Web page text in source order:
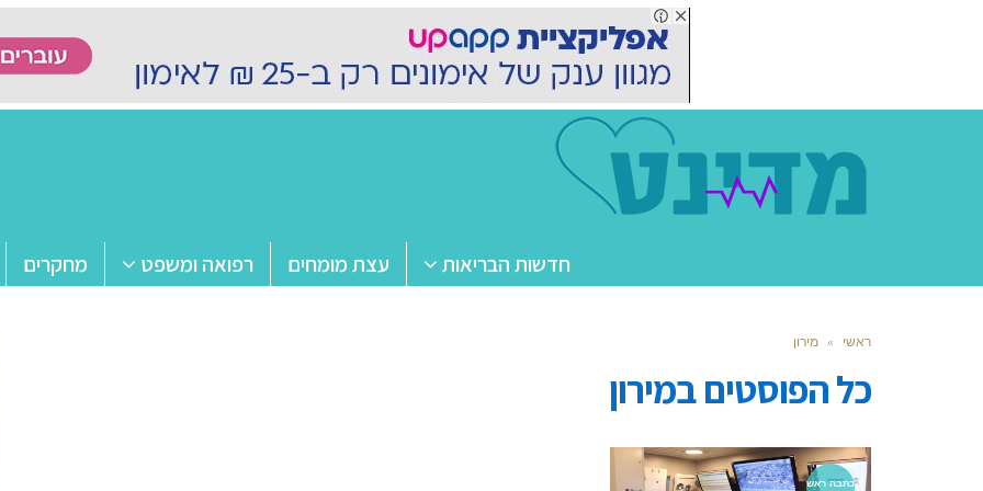
חדשות הבריאות עצת מומחים רפואה ומשפט מחקרים
ראשי » מירון
כל הפוסטים במירון
כתבה ראש